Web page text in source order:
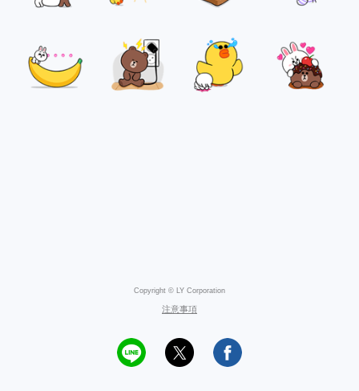
Copyright © LY Corporation
注意事項